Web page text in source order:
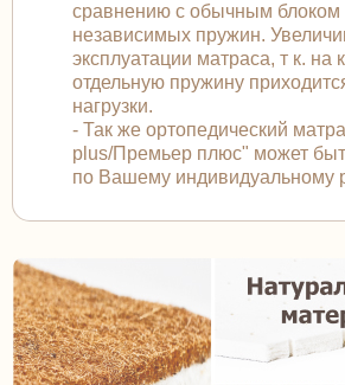
сравнению с обычным блоком
независимых пружин.
эксплуатации матраса, т к. на
отдельную пружину
нагрузки.
- Так же ортопедический
plus/Премьер плюс" может
по Вашему индивидуальному